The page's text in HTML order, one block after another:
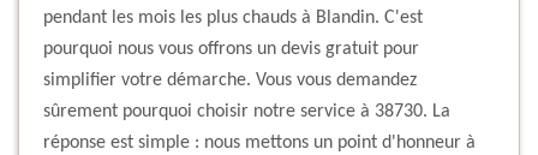
pendant les mois les plus chauds à Blandin. C'est
pourquoi nous vous offrons un devis gratuit pour
simplifier votre démarche. Vous vous demandez
sûrement pourquoi choisir notre service à 38730. La
réponse est simple : nous mettons un point d'honneur à